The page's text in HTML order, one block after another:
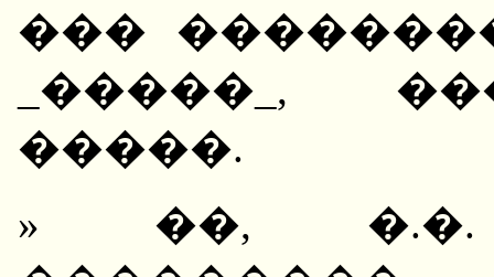
���
_�����_,
�����.
» ��, �.�.